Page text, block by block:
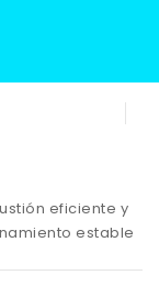
eficiente y
estable